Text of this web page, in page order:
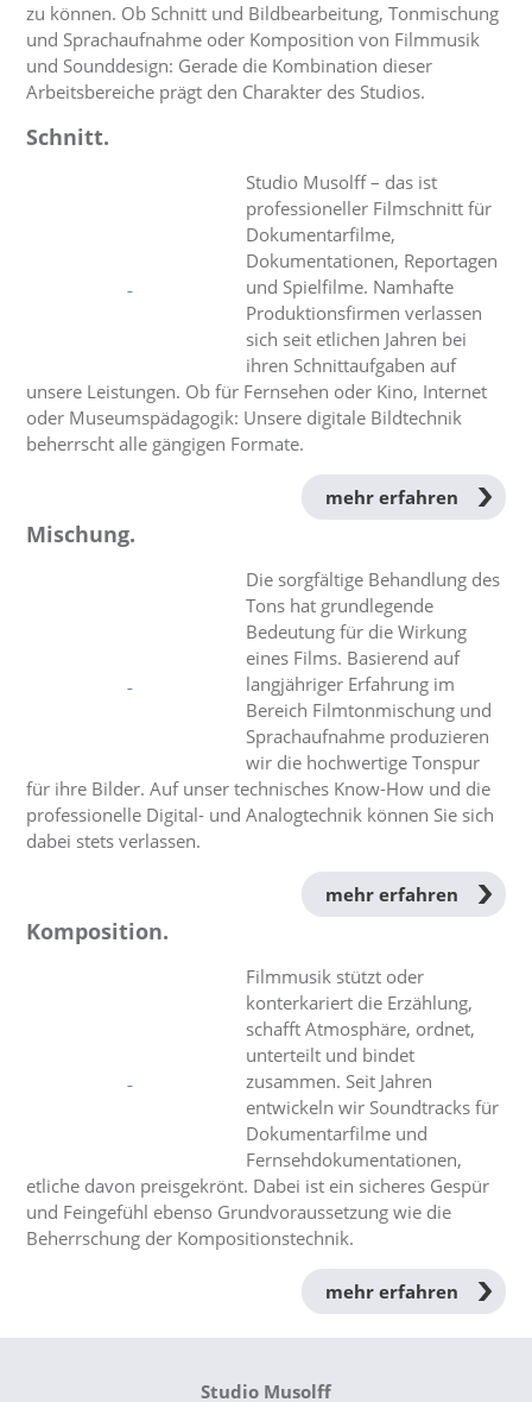
zu können. Ob Schnitt und Bildbearbeitung, Tonmischung
und Sprachaufnahme oder Komposition von Filmmusik
und Sounddesign: Gerade die Kombination dieser
Arbeitsbereiche prägt den Charakter des Studios.
Schnitt.
Studio Musolff – das ist
professioneller Filmschnitt für
Dokumentarfilme,
Dokumentationen, Reportagen
und Spielfilme. Namhafte
Produktionsfirmen verlassen
sich seit etlichen Jahren bei
ihren Schnittaufgaben auf
unsere Leistungen. Ob für Fernsehen oder Kino, Internet
oder Museumspädagogik: Unsere digitale Bildtechnik
beherrscht alle gängigen Formate.
mehr erfahren
Mischung.
Die sorgfältige Behandlung des
Tons hat grundlegende
Bedeutung für die Wirkung
eines Films. Basierend auf
langjähriger Erfahrung im
Bereich Filmtonmischung und
Sprachaufnahme produzieren
wir die hochwertige Tonspur
für ihre Bilder. Auf unser technisches Know-How und die
professionelle Digital- und Analogtechnik können Sie sich
dabei stets verlassen.
mehr erfahren
Komposition.
Filmmusik stützt oder
konterkariert die Erzählung,
schafft Atmosphäre, ordnet,
unterteilt und bindet
zusammen. Seit Jahren
entwickeln wir Soundtracks für
Dokumentarfilme und
Fernsehdokumentationen,
etliche davon preisgekrönt. Dabei ist ein sicheres Gespür
und Feingefühl ebenso Grundvoraussetzung wie die
Beherrschung der Kompositionstechnik.
mehr erfahren
Studio Musolff